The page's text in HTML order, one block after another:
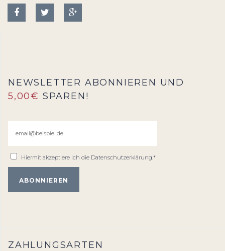
NEWSLETTER ABONNIEREN UND
5,00€ SPAREN!
Hiermit akzeptiere ich die Datenschutzerklärung.*
ZAHLUNGSARTEN